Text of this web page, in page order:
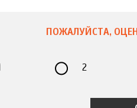
ПОЖАЛУЙСТА,
2